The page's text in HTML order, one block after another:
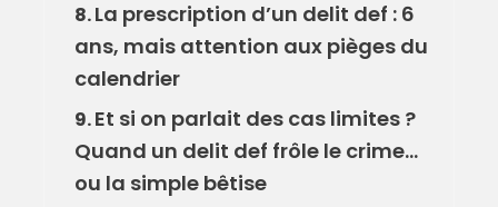
8.La prescription d’un delit def : 6
ans, mais attention aux pièges du
calendrier
9.Et si on parlait des cas limites ?
Quand un delit def frôle le crime…
ou la simple bêtise